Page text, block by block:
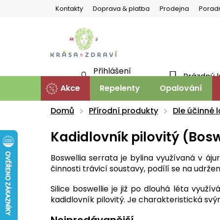
Kontakty Doprava & platba Prodejna
Prázdný
Přihlášení
Akce Repelenty Opalování
Domů
Přírodní produkty Dle účinné
Kadidlovník pilovitý
Boswellia serrata je bylina využívaná v
činnosti trávicí soustavy, podílí se na
Silice boswellie je již po dlouhá léta
kadidlovník pilovitý. Je charakteristická